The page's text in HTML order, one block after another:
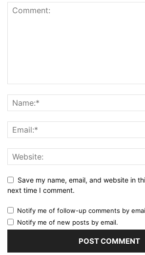
Save my name, email, and website in
next time I comment.
Notify me of follow-up comments by
Notify me of new posts by email.